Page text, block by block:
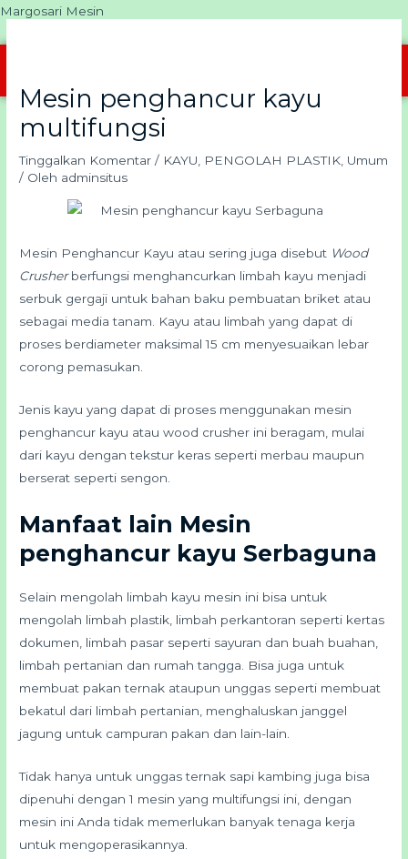
Lewati
Margosari Mesin
Mesin penghancur kayu
multifungsi
Tinggalkan Komentar / KAYU, PENGOLAH PLASTIK, Umum
/ Oleh adminsitus
Mesin Penghancur Kayu atau sering juga disebut Wood
Crusherberfungsi menghancurkan limbah kayu menjadi
serbuk gergaji untuk bahan baku pembuatan briket atau
sebagai media tanam. Kayu atau limbah yang dapat di
proses berdiameter maksimal 15 cm menyesuaikan lebar
corong pemasukan.
Jenis kayu yang dapat di proses menggunakan mesin
penghancur kayu atau wood crusher ini beragam, mulai
dari kayu dengan tekstur keras seperti merbau maupun
berserat seperti sengon.
Manfaat lain Mesin
penghancur kayu Serbaguna
Selain mengolah limbah kayu mesin ini bisa untuk
mengolah limbah plastik, limbah perkantoran seperti kertas
dokumen, limbah pasar seperti sayuran dan buah buahan,
limbah pertanian dan rumah tangga. Bisa juga untuk
membuat pakan ternak ataupun unggas seperti membuat
bekatul dari limbah pertanian, menghaluskan janggel
jagung untuk campuran pakan dan lain-lain.
Tidak hanya untuk unggas ternak sapi kambing juga bisa
dipenuhi dengan 1 mesin yang multifungsi ini, dengan
mesin ini Anda tidak memerlukan banyak tenaga kerja
untuk mengoperasikannya.